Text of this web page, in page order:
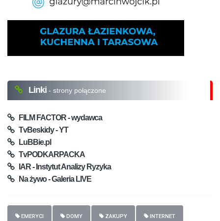
Linki - strony połączone
FILM FACTOR - wydawca
TvBeskidy - YT
LuBBie.pl
TvPODKARPACKA
IAR - Instytut Analizy Ryzyka
Na żywo - Galeria LIVE
EMERYCI DOMY ZAKUPY INTERNET